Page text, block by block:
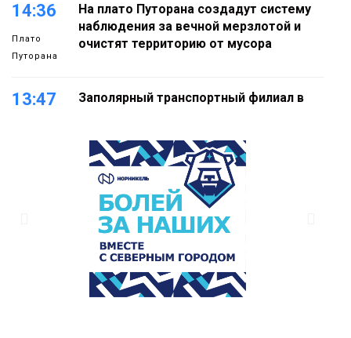
14:36
Плато
Путорана
На плато Путорана создадут систему
наблюдения за вечной мерзлотой и
очистят территорию от мусора
13:47
Заполярный транспортный филиал в
В Норильске лыжную базу «Оль-Гуль»
закрыли из-за появления медведя
Барнаул обошёл Красноярск в
списке городов, откуда приехали
норильчане